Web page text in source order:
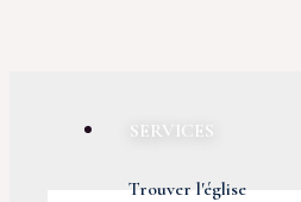
SERVICES
Trouver l'église